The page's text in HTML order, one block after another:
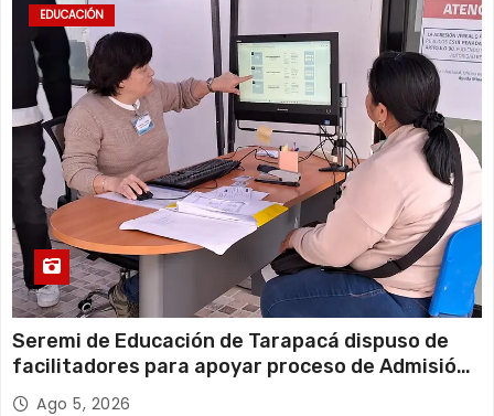
EDUCACIÓN
Seremi de Educación de Tarapacá dispuso de
facilitadores para apoyar proceso de Admisión
Escolar 2027
Ago 5, 2026